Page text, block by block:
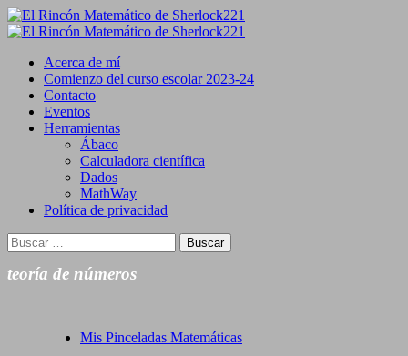
Saltar
al
Primary
Acerca de mí
Comienzo del curso escolar 2023-24
Contacto
Eventos
Herramientas
Ábaco
Calculadora científica
Dados
MathWay
Política de privacidad
Buscar:
teoría de números
Mis Pinceladas Matemáticas